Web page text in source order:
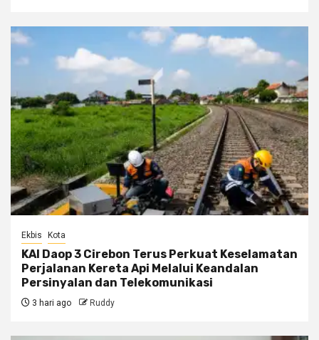
Ekbis Kota
KAI Daop 3 Cirebon Terus Perkuat Keselamatan
Perjalanan Kereta Api Melalui Keandalan
Persinyalan dan Telekomunikasi
3 hari ago Ruddy